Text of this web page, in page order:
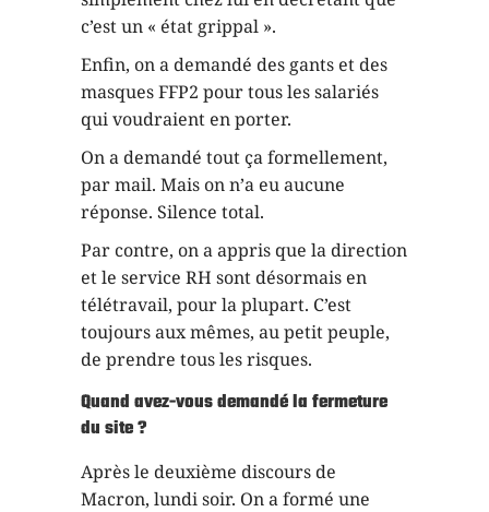
c’est un « état grippal ».
Enfin, on a demandé des gants et des
masques FFP2 pour tous les salariés
qui voudraient en porter.
On a demandé tout ça formellement,
par mail. Mais on n’a eu aucune
réponse. Silence total.
Par contre, on a appris que la direction
et le service RH sont désormais en
télétravail, pour la plupart. C’est
toujours aux mêmes, au petit peuple,
de prendre tous les risques.
Quand avez-vous demandé la fermeture
du site ?
Après le deuxième discours de
Macron, lundi soir. On a formé une